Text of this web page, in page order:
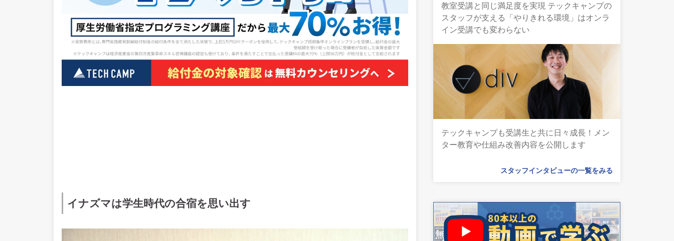
イナズマは学生時代の合宿を思い出す
教室受講と同じ満足度を実現 テックキャンプの
スタッフが支える「やりきれる環境」はオンラ
イン受講でも変わらない
テックキャンプも受講生と共に日々成長！メン
ター教育や仕組み改善内容を公開します
スタッフインタビューの一覧をみる